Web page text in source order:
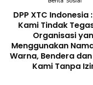
DPP XTC Indonesia
Kami Tindak
Organisasi
Menggunakan
Warna, Bendera
Kami Tanpa